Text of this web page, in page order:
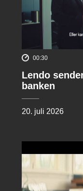
00:30
Lendo
banken
20. juli 2026